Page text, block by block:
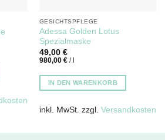
GESICHTSPFLEGE
Adessa Golden Lotus
Spezialmaske
49,00 €
980,00 €/
IN DEN WARENKORB
inkl. MwSt. zzgl. Versandkosten